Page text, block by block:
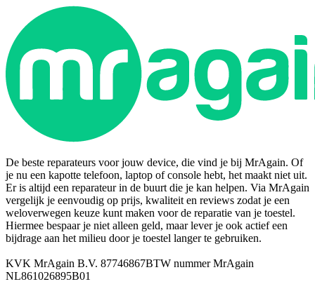
De beste reparateurs voor jouw device, die vind je bij MrAgain. Of
je nu een kapotte telefoon, laptop of console hebt, het maakt niet uit.
Er is altijd een reparateur in de buurt die je kan helpen. Via MrAgain
vergelijk je eenvoudig op prijs, kwaliteit en reviews zodat je een
weloverwegen keuze kunt maken voor de reparatie van je toestel.
Hiermee bespaar je niet alleen geld, maar lever je ook actief een
bijdrage aan het milieu door je toestel langer te gebruiken.
KVK MrAgain B.V. 87746867BTW nummer MrAgain
NL861026895B01